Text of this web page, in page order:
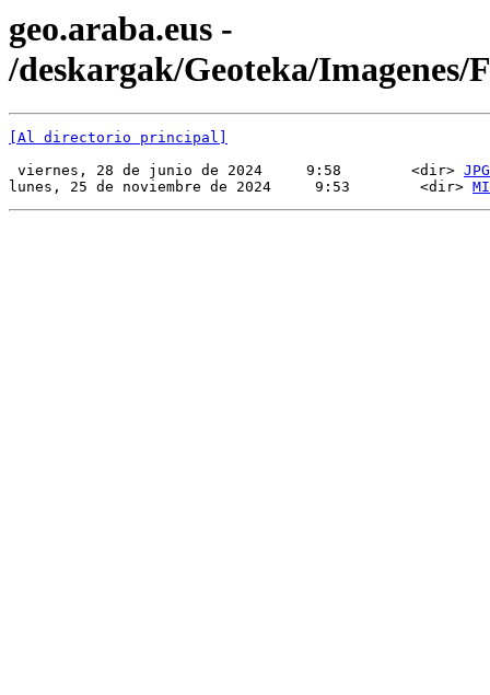
geo.araba.eus -
/deskargak/Geoteka/Imagenes/
[Al directorio principal]
viernes, 28 de junio de 2024     9:58        <dir> JPG
lunes, 25 de noviembre de 2024     9:53        <dir>